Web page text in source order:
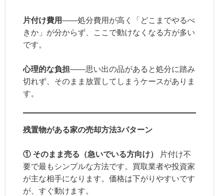
片付け費用——処分費用が高く「どこまでやるべ
きか」が分からず、ここで動けなくなる方が多い
です。
心理的な負担——思い出の品があると処分に踏み
切れず、そのまま放置してしまうケースがありま
す。
残置物がある家の売却方法3パターン
① そのまま売る（急いでいる方向け）
片付け不
要で最もシンプルな方法です。買取業者や投資家
が主な相手になります。価格は下がりやすいです
が、すぐ動けます。